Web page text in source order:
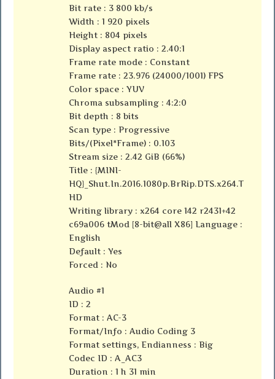
Bit rate : 3 800 kb/s
Width : 1 920 pixels
Height : 804 pixels
Display aspect ratio : 2.40:1
Frame rate mode : Constant
Frame rate : 23.976 (24000/1001) FPS
Color space : YUV
Chroma subsampling : 4:2:0
Bit depth : 8 bits
Scan type : Progressive
Bits/(Pixel*Frame) : 0.103
Stream size : 2.42 GiB (66%)
Title : {MINI-
HQ}_Shut.In.2016.1080p.BrRip.DTS.x264.T
HD
Writing library : x264 core 142 r2431+42
c69a006 tMod [8-bit@all X86] Language :
English
Default : Yes
Forced : No
Audio #1
ID : 2
Format : AC-3
Format/Info : Audio Coding 3
Format settings, Endianness : Big
Codec ID : A_AC3
Duration : 1 h 31 min